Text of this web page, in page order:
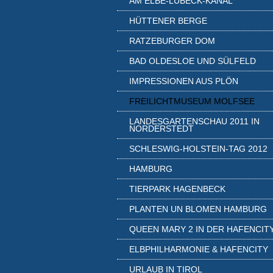
HÜTTENER BERGE
RATZEBURGER DOM
BAD OLDESLOE UND SÜLFELD
IMPRESSIONEN AUS PLÖN
FREILICHTMUSEUM MOLFSEE
LANDESGARTENSCHAU 2011 IN
NORDERSTEDT
SCHLESWIG-HOLSTEIN-TAG 2012
HAMBURG
TIERPARK HAGENBECK
PLANTEN UN BLOMEN HAMBURG
QUEEN MARY 2 IN DER
ELBPHILHARMONIE & HAFENCITY
URLAUB IN TIROL